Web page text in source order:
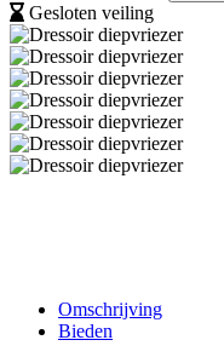
Gesloten veiling
Omschrijving
Bieden